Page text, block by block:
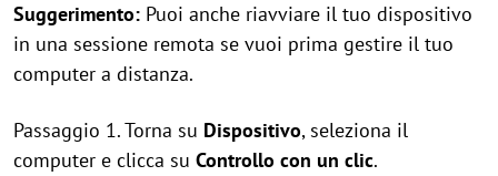
Suggerimento: Puoi anche riavviare il tuo dispositivo
in una sessione remota se vuoi prima gestire il tuo
computer a distanza.
Passaggio 1. Torna su Dispositivo, seleziona il
computer e clicca su Controllo con un clic.